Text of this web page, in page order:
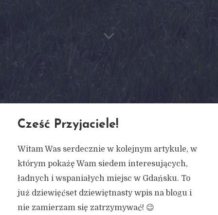
Cześć Przyjaciele!
Witam Was serdecznie w kolejnym artykule, w
którym pokażę Wam siedem interesujących,
ładnych i wspaniałych miejsc w Gdańsku. To
już dziewięćset dziewiętnasty wpis na blogu i
nie zamierzam się zatrzymywać! 😉